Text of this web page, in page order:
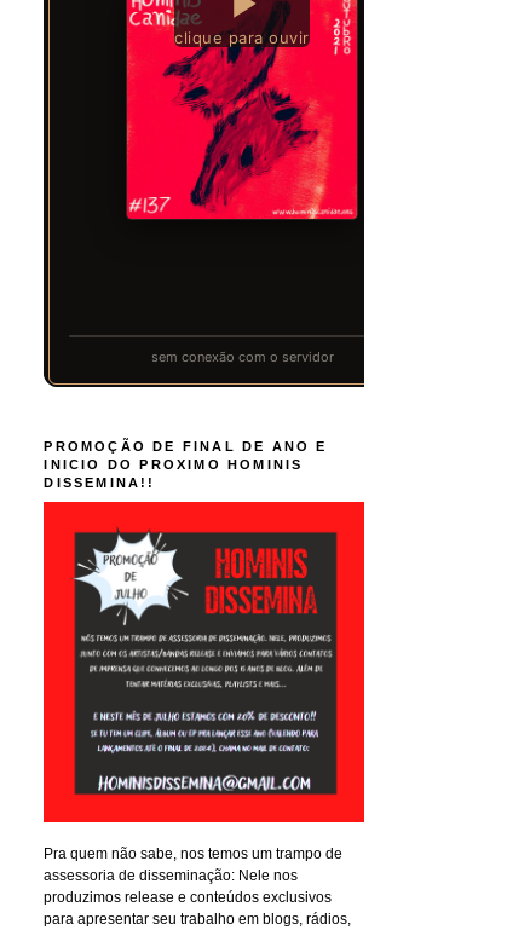
PROMOÇÃO DE FINAL DE ANO E
INICIO DO PROXIMO HOMINIS
DISSEMINA!!
Pra quem não sabe, nos temos um trampo de
assessoria de disseminação: Nele nos
produzimos release e conteúdos exclusivos
para apresentar seu trabalho em blogs, rádios,